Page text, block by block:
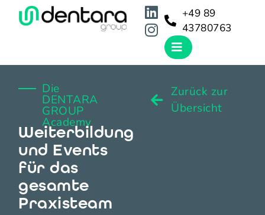
+49 89
43780763
Die
DENTARA
GROUP
Academy
Weiterbildung
und Events
für das
gesamte
Praxisteam
Zurück zur
Übersicht